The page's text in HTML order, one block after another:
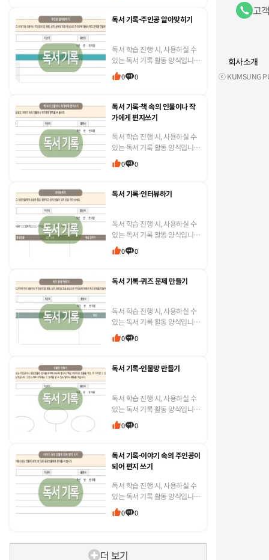
독서 기록-주인공 알아맞히기
독서 학습 진행 시, 사용하실 수
있는 독서 기록 활동 양식입니
다. * 선생님 교실에 맞게 수정하
여 활용하실 수 있도록 한글 파
0 0
독서 기록-책 속의 인물이나 작
가에게 편지쓰기
독서 학습 진행 시, 사용하실 수
있는 독서 기록 활동 양식입니
다. * 선생님 교실에 맞게 수정하
여 활용하실 수 있도록 한글 파
0 0
독서 기록-인터뷰하기
독서 학습 진행 시, 사용하실 수
있는 독서 기록 활동 양식입니
다. * 선생님 교실에 맞게 수정하
여 활용하실 수 있도록 한글 파
0 0
독서 기록-퀴즈 문제 만들기
독서 학습 진행 시, 사용하실 수
있는 독서 기록 활동 양식입니
다. * 선생님 교실에 맞게 수정하
여 활용하실 수 있도록 한글 파
0 0
독서 기록-인물망 만들기
독서 학습 진행 시, 사용하실 수
있는 독서 기록 활동 양식입니
다. * 선생님 교실에 맞게 수정하
여 활용하실 수 있도록 한글 파
0 0
독서 기록-이야기 속의 주인공이
되어 편지 쓰기
독서 학습 진행 시, 사용하실 수
있는 독서 기록 활동 양식입니
다. * 선생님 교실에 맞게 수정하
여 활용하실 수 있도록 한글 파
0 0
더 보기
고
회사소개
ⓒ KUMSUNG